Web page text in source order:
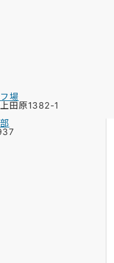
場
田原1382-1